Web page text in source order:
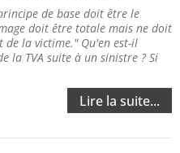
de base doit être le
doit être totale mais ne doit
de la victime." Qu'en est-il
la TVA suite à un sinistre ? Si
Lire la suite...